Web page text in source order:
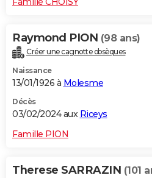
Raymond PION (98 ans)
Créer une cagnotte obsèques
Naissance
13/01/1926 à Molesme
Décès
03/02/2024 aux Riceys
Famille PION
Therese SARRAZIN (101